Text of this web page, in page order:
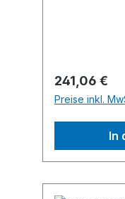
Wilnsdorf-
271 - 39 88-
Regulärer
241,06 €
Preise inkl.
In